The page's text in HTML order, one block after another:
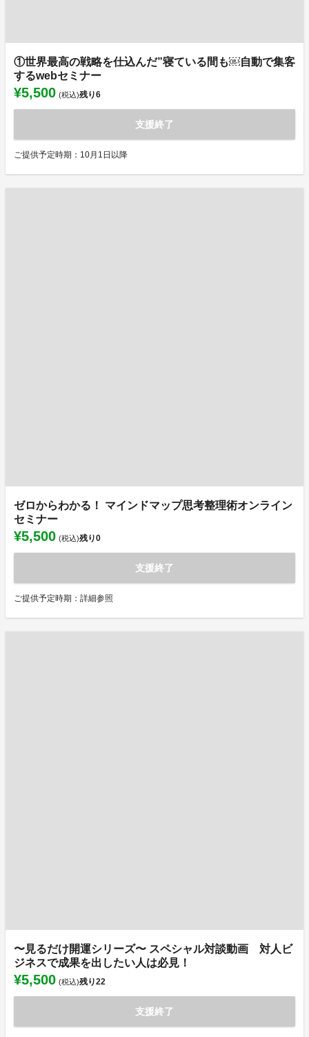
①世界最高の戦略を仕込んだ”寝ている間も￼自動で集客
するwebセミナー
¥5,500 (税込)残り6
支援終了
ご提供予定時期：10月1日以降
ゼロからわかる！ マインドマップ思考整理術オンライン
セミナー
¥5,500 (税込)残り0
支援終了
ご提供予定時期：詳細参照
〜見るだけ開運シリーズ〜 スペシャル対談動画 対人ビ
ジネスで成果を出したい人は必見！
¥5,500 (税込)残り22
支援終了